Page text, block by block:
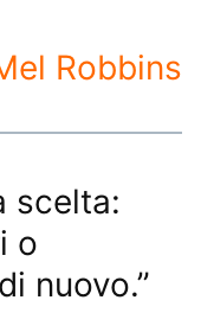
Robbins
scelta:
o
nuovo.”